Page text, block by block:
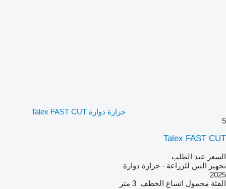
جزازة دوارة Talex FAST CUT
5
Talex FAST CUT
السعر عند الطلب
تجهيز التبن للزراعة - جزازة دوارة
2025
الفئة محمول اتساع الخطف 3 متر